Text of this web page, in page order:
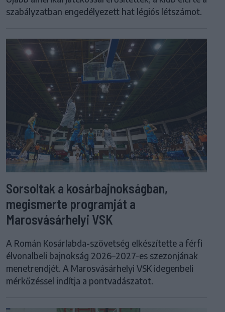
szabályzatban engedélyezett hat légiós létszámot.
Sorsoltak a kosárbajnokságban,
megismerte programját a
Marosvásárhelyi VSK
A Román Kosárlabda-szövetség elkészítette a férfi
élvonalbeli bajnokság 2026–2027-es szezonjának
menetrendjét. A Marosvásárhelyi VSK idegenbeli
mérkőzéssel indítja a pontvadászatot.